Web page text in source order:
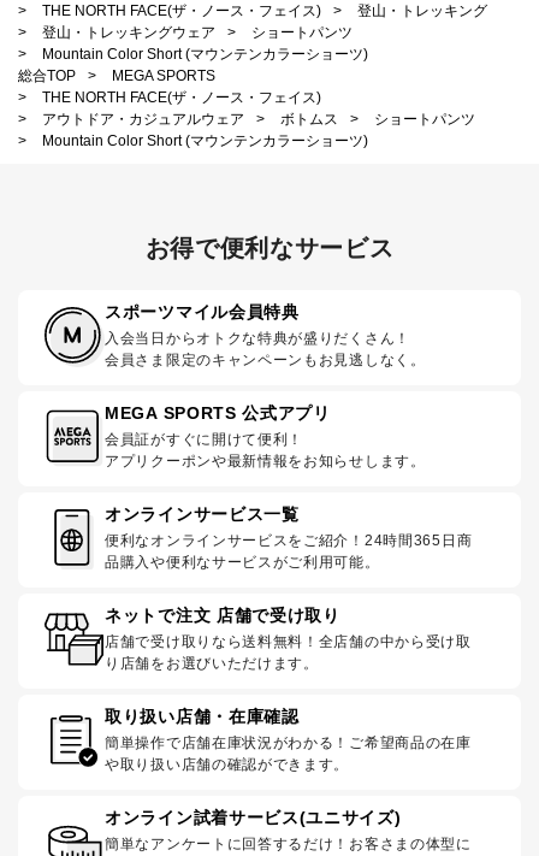
>
THE NORTH FACE(ザ・ノース・フェイス) >
登山・トレッキング
>
登山・トレッキングウェア >
ショートパンツ
>
Mountain Color Short (マウンテンカラーショーツ)
総合TOP
>
MEGA SPORTS
>
THE NORTH FACE(ザ・ノース・フェイス)
>
アウトドア・カジュアルウェア > ボトムス >
ショートパンツ
>
Mountain Color Short (マウンテンカラーショーツ)
お得で便利なサービス
スポーツマイル会員特典
入会当日からオトクな特典が盛りだくさん！
会員さま限定のキャンペーンもお見逃しなく。
MEGA SPORTS 公式アプリ
会員証がすぐに開けて便利！
アプリクーポンや最新情報をお知らせします。
オンラインサービス一覧
便利なオンラインサービスをご紹介！24時間365日商
品購入や便利なサービスがご利用可能。
ネットで注文 店舗で受け取り
店舗で受け取りなら送料無料！全店舗の中から受け取
り店舗をお選びいただけます。
取り扱い店舗・在庫確認
簡単操作で店舗在庫状況がわかる！ご希望商品の在庫
や取り扱い店舗の確認ができます。
オンライン試着サービス(ユニサイズ)
簡単なアンケートに回答するだけ！お客さまの体型に